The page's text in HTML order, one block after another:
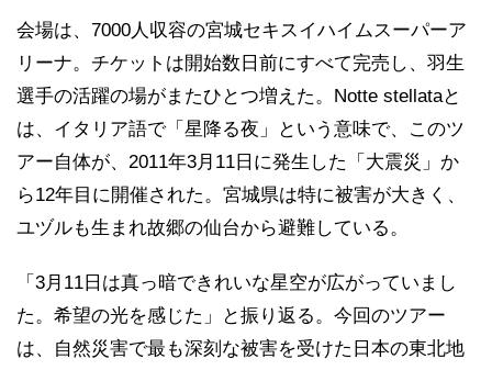
会場は、7000人収容の宮城セキスイハイムスーパーア
リーナ。チケットは開始数日前にすべて完売し、羽生
選手の活躍の場がまたひとつ増えた。Notte stellataと
は、イタリア語で「星降る夜」という意味で、このツ
アー自体が、2011年3月11日に発生した「大震災」か
ら12年目に開催された。宮城県は特に被害が大きく、
ユヅルも生まれ故郷の仙台から避難している。
「3月11日は真っ暗できれいな星空が広がっていまし
た。希望の光を感じた」と振り返る。今回のツアー
は、自然災害で最も深刻な被害を受けた日本の東北地